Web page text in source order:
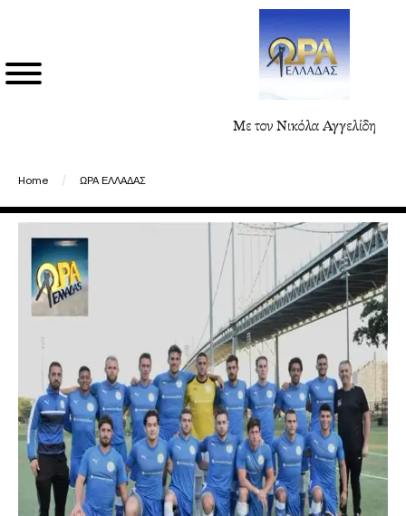
Με τον Νικόλα Αγγελίδη
Home / ΩΡΑ ΕΛΛΑΔΑΣ